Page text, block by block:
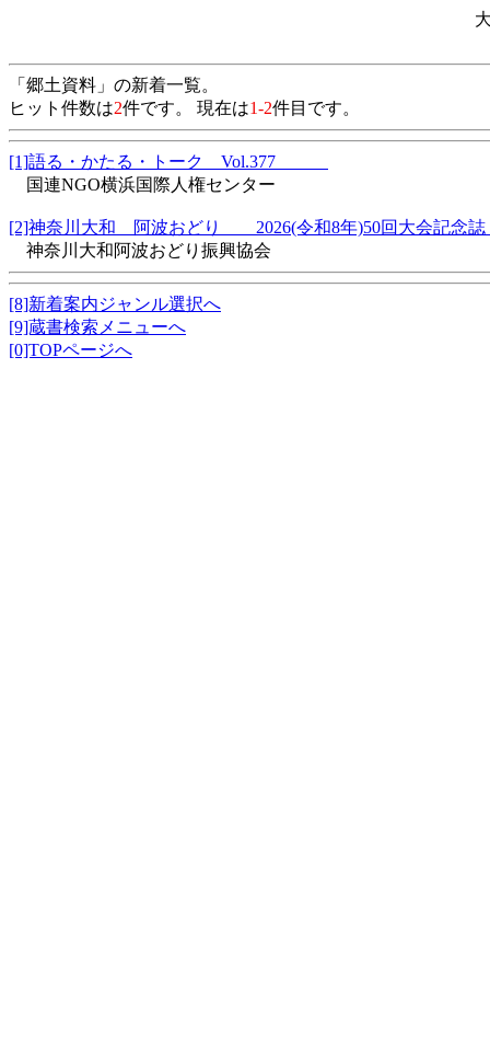
「郷土資料」の新着一覧。
ヒット件数は2件です。 現在は1-2件目です。
[1]語る・かたる・トーク Vol.377
国連NGO横浜国際人権センター
[2]神奈川大和 阿波おどり 2026(令和8年)50回大会記
神奈川大和阿波おどり振興協会
[8]新着案内ジャンル選択へ
[9]蔵書検索メニューへ
[0]TOPページへ